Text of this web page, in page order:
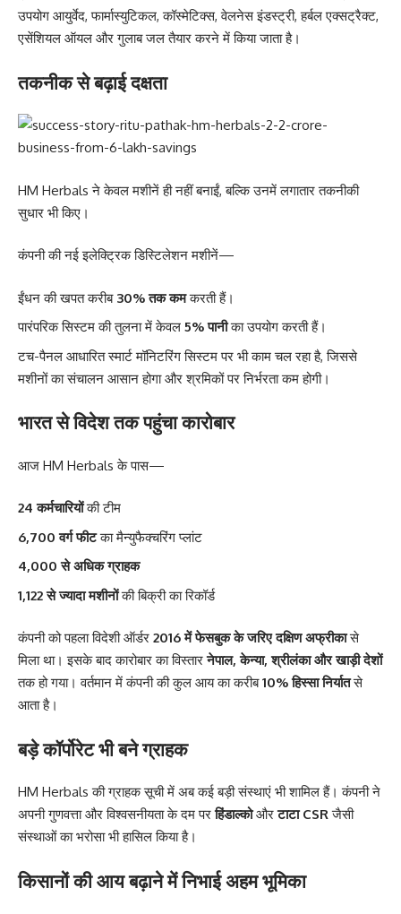
उपयोग आयुर्वेद, फार्मास्युटिकल, कॉस्मेटिक्स, वेलनेस इंडस्ट्री, हर्बल एक्सट्रैक्ट,
एसेंशियल ऑयल और गुलाब जल तैयार करने में किया जाता है।
तकनीक से बढ़ाई दक्षता
HM Herbals ने केवल मशीनें ही नहीं बनाईं, बल्कि उनमें लगातार तकनीकी
सुधार भी किए।
कंपनी की नई इलेक्ट्रिक डिस्टिलेशन मशीनें—
ईंधन की खपत करीब 30% तक कमकरती हैं।
पारंपरिक सिस्टम की तुलना में केवल 5% पानीका उपयोग करती हैं।
टच-पैनल आधारित स्मार्ट मॉनिटरिंग सिस्टम पर भी काम चल रहा है, जिससे
मशीनों का संचालन आसान होगा और श्रमिकों पर निर्भरता कम होगी।
भारत से विदेश तक पहुंचा कारोबार
आज HM Herbals के पास—
24 कर्मचारियोंकी टीम
6,700 वर्ग फीटका मैन्युफैक्चरिंग प्लांट
4,000 से अधिक ग्राहक
1,122 से ज्यादा मशीनोंकी बिक्री का रिकॉर्ड
कंपनी को पहला विदेशी ऑर्डर 2016 में फेसबुक के जरिए दक्षिण अफ्रीकासे
मिला था। इसके बाद कारोबार का विस्तारनेपाल, केन्या, श्रीलंका और खाड़ी देशों
तक हो गया। वर्तमान में कंपनी की कुल आय का करीब10% हिस्सा निर्यातसे
आता है।
बड़े कॉर्पोरेट भी बने ग्राहक
HM Herbals की ग्राहक सूची में अब कई बड़ी संस्थाएं भी शामिल हैं। कंपनी ने
अपनी गुणवत्ता और विश्वसनीयता के दम परहिंडाल्कोऔरटाटा CSRजैसी
संस्थाओं का भरोसा भी हासिल किया है।
किसानों की आय बढ़ाने में निभाई अहम भूमिका